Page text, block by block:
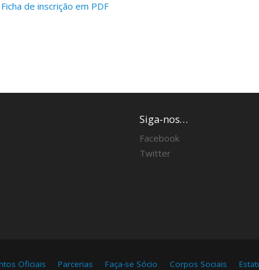
Ficha de inscrição em PDF
Siga-nos…
Facebook
Twitter
Oficiais Parcerias Faça-se Sócio Corpos Sociais